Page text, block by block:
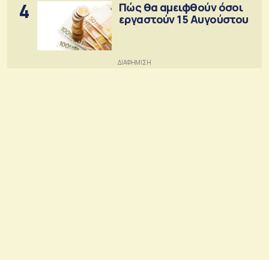
4
Πώς θα αμειφθούν όσοι
εργαστούν 15 Αυγούστου